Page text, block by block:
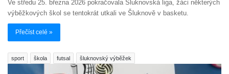
Ve středu 25. března 2026 pokračovala Šluknovská liga, žáci některých
výběžkových škol se tentokrát utkali ve Šluknově v basketu.
Přečíst celé »
sport škola futsal šluknovský výběžek